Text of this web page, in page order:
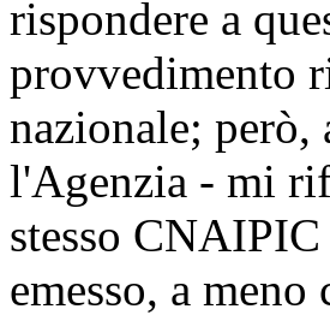
rispondere a
provvedimento
nazionale; però,
l'Agenzia - mi
stesso
emesso, a